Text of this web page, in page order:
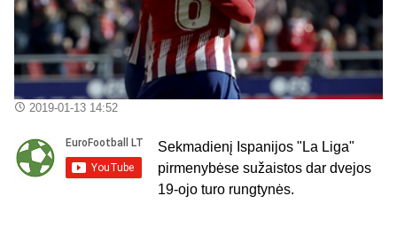
2019-01-13 14:52
Sekmadienį Ispanijos "La Liga"
pirmenybėse sužaistos dar dvejos
19-ojo turo rungtynės.